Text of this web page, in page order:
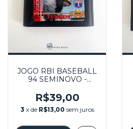
JOGO RBI BASEBALL
94 SEMINOVO -
R$39,00
3 x de R$13,00 sem juros